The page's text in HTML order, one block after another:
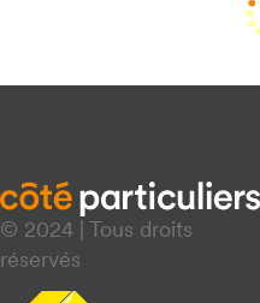
© 2024 | Tous droits
réservés